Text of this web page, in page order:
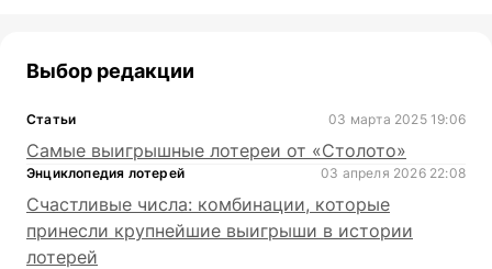
Выбор редакции
Статьи 03 марта 2025 19:06
Самые выигрышные лотереи от «Столото»
Энциклопедия лотерей 03 апреля 2026 22:08
Счастливые числа: комбинации, которые
принесли крупнейшие выигрыши в истории
лотерей